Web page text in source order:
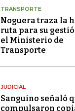
TRANSPORTE
Noguera traza la
ruta para su
el Ministerio de
Transporte
JUDICIAL
Sanguino señaló
compulsaron